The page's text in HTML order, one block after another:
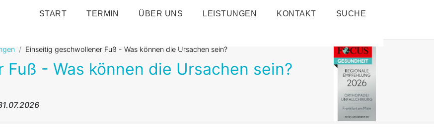
START TERMIN ÜBER UNS LEISTUNGEN KONTAKT SUCHE
Einseitig geschwollener Fuß - Was können die Ursachen sein?
- Was können die Ursachen sein?